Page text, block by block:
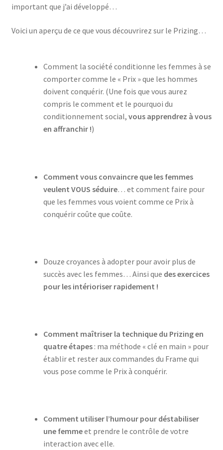
important que j’ai développé…
Voici un aperçu de ce que vous découvrirez sur le Prizing…
Comment la société conditionne les femmes à se
comporter comme le « Prix » que les hommes
doivent conquérir. (Une fois que vous aurez
compris le comment et le pourquoi du
conditionnement social, vous apprendrez à vous
en affranchir !)
Comment vous convaincre que les femmes
veulent VOUS séduire… et comment faire pour
que les femmes vous voient comme ce Prix à
conquérir coûte que coûte.
Douze croyances à adopter pour avoir plus de
succès avec les femmes… Ainsi que des exercices
pour les intérioriser rapidement !
Comment maîtriser la technique du Prizing en
quatre étapes: ma méthode « clé en main » pour
établir et rester aux commandes du Frame qui
vous pose comme le Prix à conquérir.
Comment utiliser l’humour pour déstabiliser
une femmeet prendre le contrôle de votre
interaction avec elle.